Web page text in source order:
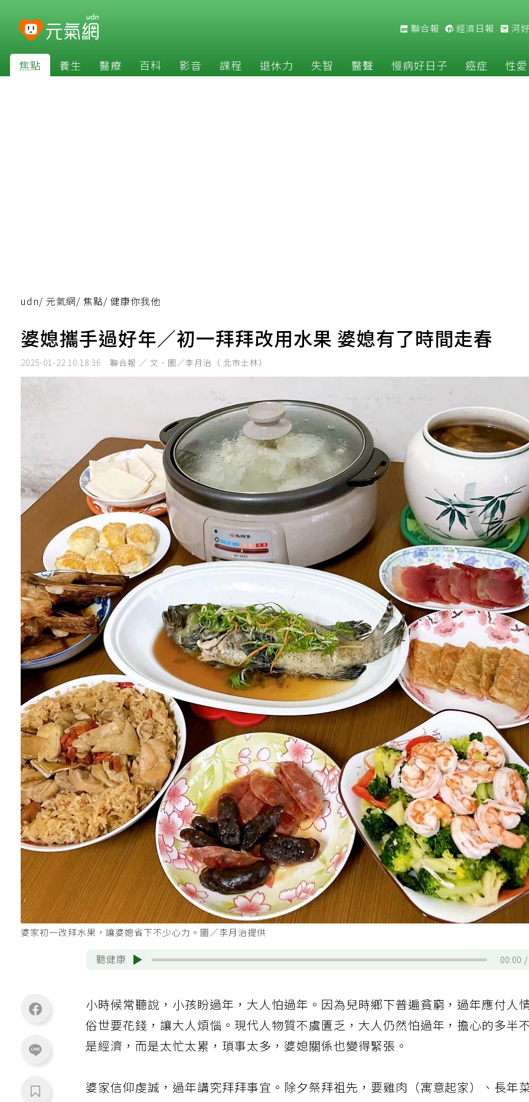
聯合報 經濟日報 河
焦點 養生 醫療 百科 影音 課程 退休力 失智 醫聲 慢病好日子 癌症 性愛
udn/ 元氣網/ 焦點/ 健康你我他
婆媳攜手過好年／初一拜拜改用水果 婆媳有了時間走春
2025-01-22 10:18:36 聯合報 ／ 文．圖／李月治（ 北市士林）
婆家初一改拜水果，讓婆媳省下不少心力。圖／李月治提供
聽健康 00:00
小時候常聽說，小孩盼過年，大人怕過年。因為兒時鄉下普遍貧窮，過年應付人
俗世要花錢，讓大人煩惱。現代人物質不虞匱乏，大人仍然怕過年，擔心的多半
是經濟，而是太忙太累，瑣事太多，婆媳關係也變得緊張。
婆家信仰虔誠，過年講究拜拜事宜。除夕祭拜祖先，要雞肉（寓意起家）、長年